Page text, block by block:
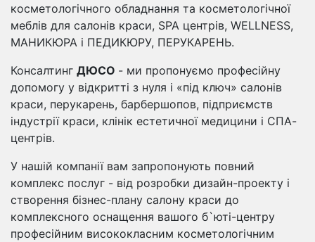
косметологічного обладнання та косметологічної
меблів для салонів краси, SPA центрів, WELLNESS,
МАНИКЮРА і ПЕДИКЮРУ, ПЕРУКАРЕНЬ.
Консалтинг ДЮСО - ми пропонуємо професійну
допомогу у відкритті з нуля і «під ключ» салонів
краси, перукарень, барбершопов, підприємств
індустрії краси, клінік естетичної медицини і СПА-
центрів.
У нашій компанії вам запропонують повний
комплекс послуг - від розробки дизайн-проекту і
створення бізнес-плану салону краси до
комплексного оснащення вашого б`юті-центру
професійним висококласним косметологічним